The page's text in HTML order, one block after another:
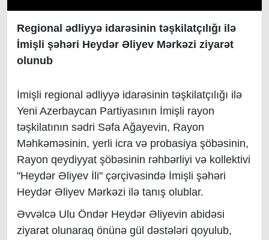
Regional ədliyyə idarəsinin təşkilatçılığı ilə
İmişli şəhəri Heydər Əliyev Mərkəzi ziyarət
olunub
İmişli regional ədliyyə idarəsinin təşkilatçılığı ilə
Yeni Azerbaycan Partiyasının İmişli rayon
təşkilatının sədri Səfa Ağayevin, Rayon
Məhkəməsinin, yerli icra və probasiya şöbəsinin,
Rayon qeydiyyat şöbəsinin rəhbərliyi və kollektivi
"Heydər Əliyev İli" çərçivəsində İmişli şəhəri
Heydər Əliyev Mərkəzi ilə tanış olublar.
Əvvəlcə Ulu Öndər Heydər Əliyevin abidəsi
ziyarət olunaraq önünə gül dəstələri qoyulub,